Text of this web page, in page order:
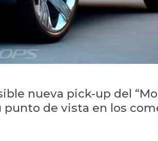
nueva pick-up del
punto de vista en los